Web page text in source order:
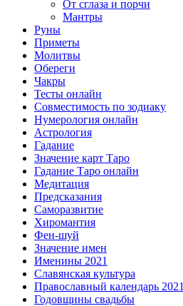
От сглаза и порчи
Мантры
Руны
Приметы
Молитвы
Обереги
Чакры
Тесты онлайн
Совместимость по зодиаку
Нумерология онлайн
Астрология
Гадание
Значение карт Таро
Гадание Таро онлайн
Медитация
Предсказания
Саморазвитие
Хиромантия
Фен-шуй
Значение имен
Именины 2021
Славянская культура
Православный календарь 2021
Годовщины свадьбы